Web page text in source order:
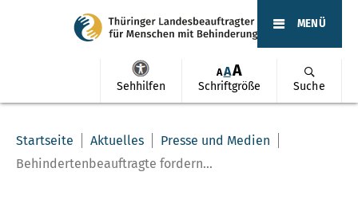
Sehhilfen
AAA
Schriftgröße Suche
MENÜ
Startseite Aktuelles
Presse und Medien
Behindertenbeauftragte fordern...